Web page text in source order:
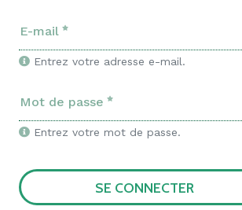
E-mail
Entrez votre adresse e-mail.
Mot de passe
Entrez votre mot de passe.
SE CONNECTER